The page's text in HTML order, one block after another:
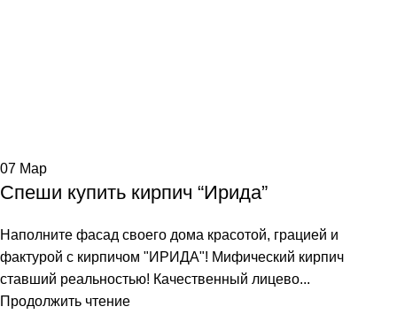
07 Мар
Спеши купить кирпич “Ирида”
Наполните фасад своего дома красотой, грацией и
фактурой с кирпичом "ИРИДА"! Мифический кирпич
ставший реальностью! Качественный лицево...
Продолжить чтение